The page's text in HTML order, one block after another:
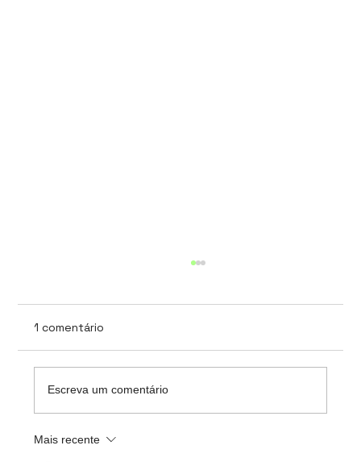
1 comentário
Escreva um comentário
Mais recente